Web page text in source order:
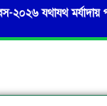
যথাযথ মর্যাদায় পালন